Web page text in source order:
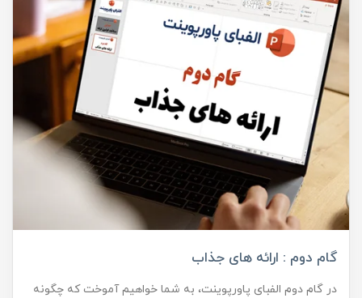
گام دوم : ارائه های جذاب
در گام دوم الفبای پاورپوینت، به شما خواهیم آموخت که چگونه